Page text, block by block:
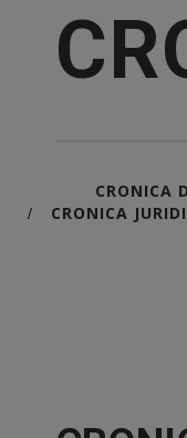
CRONICA
/ CRONICA